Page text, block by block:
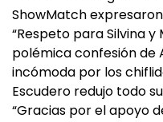
ShowMatch
“Respeto para Silvina y
polémica confesión de
incómoda por los
Escudero redujo todo
“Gracias por el apoyo